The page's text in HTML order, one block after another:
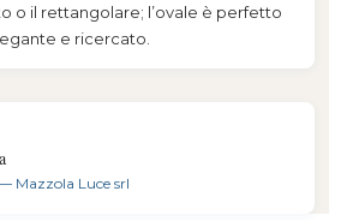
o il rettangolare; l’ovale è perfetto
e ricercato.
Mazzola Luce srl